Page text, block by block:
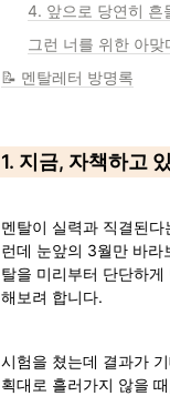
4. 앞으로 당연히 흔
그런 너를 위한 아맞
📝 멘탈레터 방명록
1. 지금, 자책하고
멘탈이 실력과 직결된
런데 눈앞의 3월만 바
탈을 미리부터 단단하
해보려 합니다.
시험을 쳤는데 결과가
획대로 흘러가지 않을